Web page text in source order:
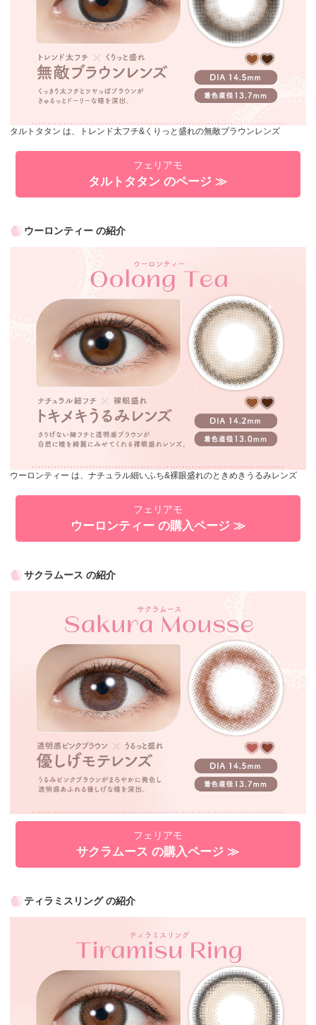
タルトタタン は、トレンド太フチ&くりっと盛れの無敵ブラウンレンズ
フェリアモ
タルトタタン のページ ≫
ウーロンティー の紹介
ウーロンティー は、ナチュラル細いふち&裸眼盛れのときめきうるみレンズ
フェリアモ
ウーロンティー の購入ページ ≫
サクラムース の紹介
フェリアモ
サクラムース の購入ページ ≫
ティラミスリング の紹介